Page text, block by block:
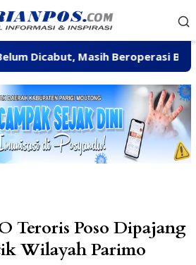
Masih Beroperasi Bakal Ditindak
Teroris Poso Dipajang
Wilayah Parimo